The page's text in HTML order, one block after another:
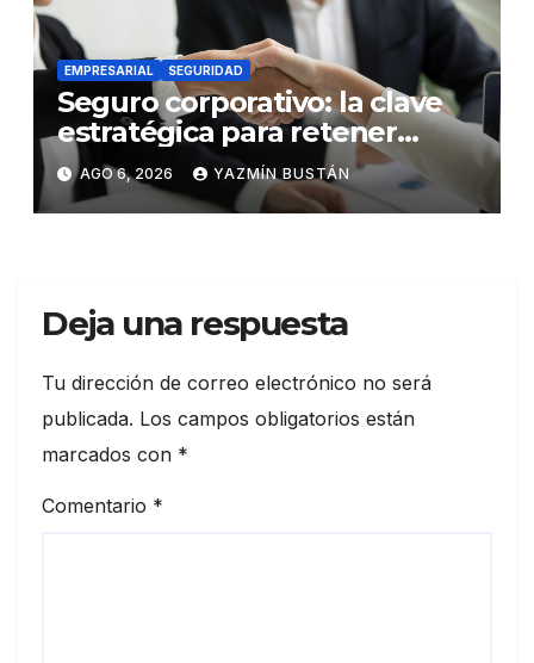
EMPRESARIAL SEGURIDAD
Seguro corporativo: la clave
estratégica para retener
talento en Ecuador
AGO 6, 2026 YAZMÍN BUSTÁN
Deja una respuesta
Tu dirección de correo electrónico no será
publicada. Los campos obligatorios están
marcados con *
Comentario *